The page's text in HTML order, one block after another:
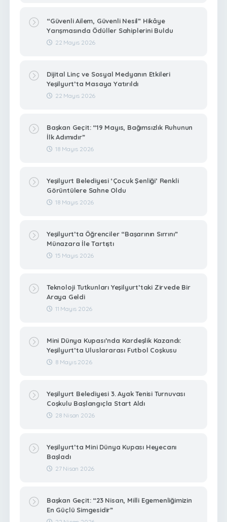
“Güvenli Ailem, Güvenli Nesil” Hikâye
Yarışmasında Ödüller Sahiplerini Buldu
22 Mayıs 2026
Dijital Linç ve Sosyal Medyanın Etkileri
Yeşilyurt’ta Masaya Yatırıldı
22 Mayıs 2026
Başkan Geçit: “19 Mayıs, Bağımsızlık Ruhunun
İlk Adımıdır”
18 Mayıs 2026
Yeşilyurt Belediyesi ‘Çocuk Şenliği’ Renkli
Görüntülere Sahne Oldu
18 Mayıs 2026
Yeşilyurt’ta Öğrenciler “Başarının Sırrını”
Münazara İle Tartıştı
15 Mayıs 2026
Teknoloji Tutkunları Yeşilyurt’taki Zirvede Bir
Araya Geldi
11 Mayıs 2026
Mini Dünya Kupası’nda Kardeşlik Kazandı:
Yeşilyurt’ta Uluslararası Futbol Coşkusu
8 Mayıs 2026
Yeşilyurt Belediyesi 3. Ayak Tenisi Turnuvası
Coşkulu Başlangıçla Start Aldı
28 Nisan 2026
Yeşilyurt’ta Mini Dünya Kupası Heyecanı
Başladı
27 Nisan 2026
Başkan Geçit: “23 Nisan, Milli Egemenliğimizin
En Güçlü Simgesidir”